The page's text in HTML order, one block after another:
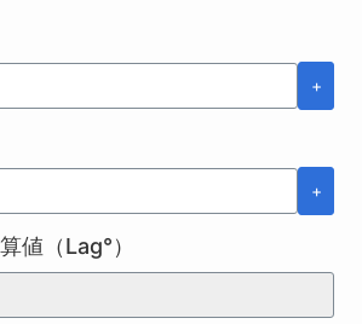
+
+
値（Lag°）